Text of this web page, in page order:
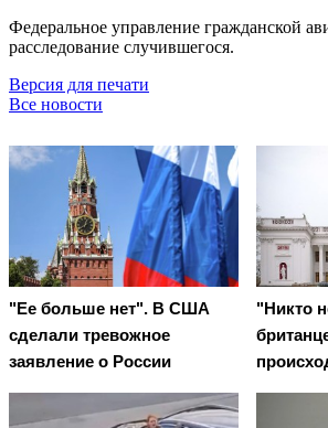
Федеральное управление гражданской
расследование случившегося.
Версия для печати
Все новости
"Ее больше нет". В США
сделали тревожное
заявление о России
"Никто